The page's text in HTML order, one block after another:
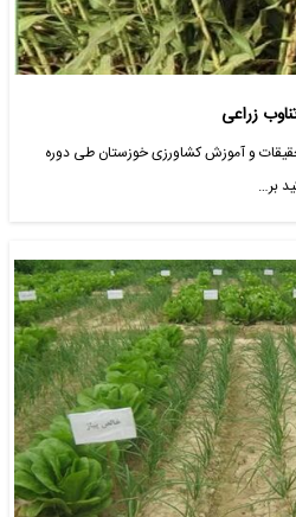
زراعی
و آموزش کشاورزی خوزستان طی دوره
بر…